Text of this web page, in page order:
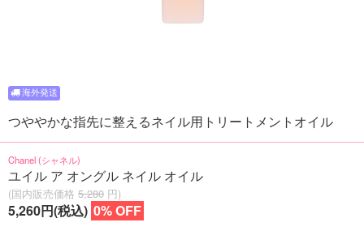
つややかな指先に整えるネイル用トリートメントオイル
Chanel (シャネル)
ユイル ア オングル ネイル オイル
(国内販売価格 5,280 円)
5,260円(税込) 0% OFF